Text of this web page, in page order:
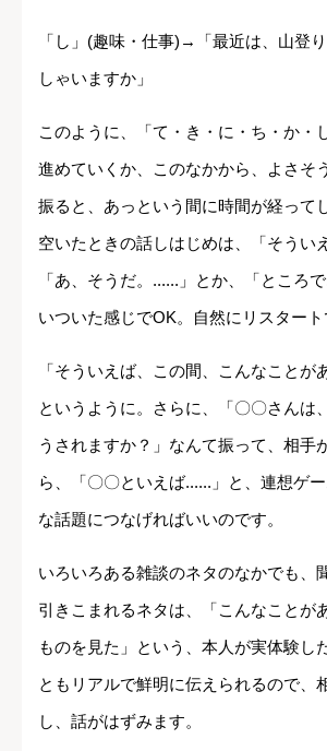
「し」(趣味・仕事)→「最近は、山登
しゃいますか」
このように、「て・き・に・ち・か・
進めていくか、このなかから、よさそ
振ると、あっという間に時間が経って
空いたときの話しはじめは、「そうい
「あ、そうだ。......」とか、「ところ
いついた感じでOK。自然にリスタート
「そういえば、この間、こんなことが
というように。さらに、「〇〇さんは
うされますか？」なんて振って、相手
ら、「〇〇といえば......」と、連想ゲ
な話題につなげればいいのです。
いろいろある雑談のネタのなかでも、
引きこまれるネタは、「こんなことが
ものを見た」という、本人が実体験し
ともリアルで鮮明に伝えられるので、
し、話がはずみます。